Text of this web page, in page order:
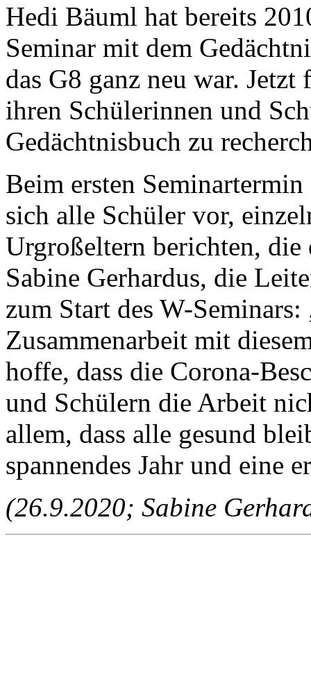
Hedi Bäuml hat bereits
Seminar mit dem
das G8 ganz neu war.
ihren Schülerinnen und
Gedächtnisbuch zu
Beim ersten
sich alle Schüler vor,
Urgroßeltern berichten,
Sabine Gerhardus, die
zum Start des W-
Zusammenarbeit mit
hoffe, dass die Corona-
und Schülern die Arbeit
allem, dass alle gesund
spannendes Jahr und eine
(26.9.2020; Sabine